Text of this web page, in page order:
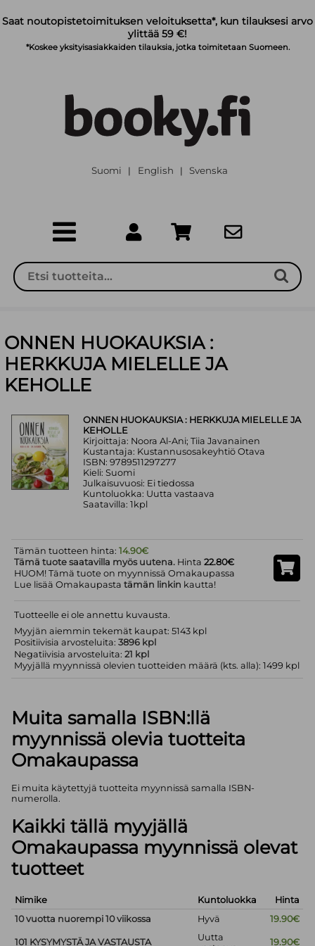
Saat noutopistetoimituksen veloituksetta*, kun tilauksesi arvo
ylittää 59 €!
*Koskee yksityisasiakkaiden tilauksia, jotka toimitetaan Suomeen.
Suomi | English | Svenska
ONNEN HUOKAUKSIA :
HERKKUJA MIELELLE JA
KEHOLLE
ONNEN HUOKAUKSIA : HERKKUJA MIELELLE JA
KEHOLLE
Kirjoittaja: Noora Al-Ani; Tiia Javanainen
Kustantaja: Kustannusosakeyhtiö Otava
ISBN: 9789511297277
Kieli: Suomi
Julkaisuvuosi: Ei tiedossa
Kuntoluokka: Uutta vastaava
Saatavilla: 1kpl
Tämän tuotteen hinta:14.90€
Tämä tuote saatavilla myös uutena. Hinta22.80€
HUOM! Tämä tuote on myynnissä Omakaupassa
Lue lisää Omakaupastatämän linkin kautta!
Tuotteelle ei ole annettu kuvausta.
Myyjän aiemmin tekemät kaupat: 5143 kpl
Positiivisia arvosteluita:3896 kpl
Negatiivisia arvosteluita:21 kpl
Myyjällä myynnissä olevien tuotteiden määrä (kts. alla): 1499 kpl
Muita samalla ISBN:llä
myynnissä olevia tuotteita
Omakaupassa
Ei muita käytettyjä tuotteita myynnissä samalla ISBN-
numerolla.
Kaikki tällä myyjällä
Omakaupassa myynnissä olevat
tuotteet
Nimike Kuntoluokka
Hinta
10 vuotta nuorempi 10 viikossa
Hyvä 19.90€
101 KYSYMYSTÄ JA VASTAUSTA
Uutta
19.90€